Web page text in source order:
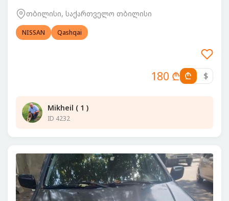
თბილისი, საქართველო თბილისი
NISSAN Qashqai
180 ₾ ₾ $
Mikheil ( 1 )
ID 4232